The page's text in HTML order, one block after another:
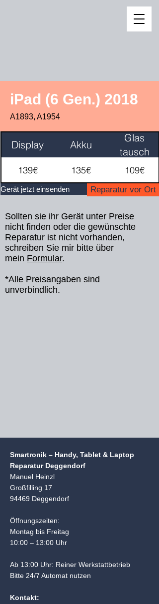
iPad (6 Gen.) 2018
A1893, A1954
Display Akku
Glas
tausch
139€ 135€ 109€
Gerät jetzt einsenden Reparatur vor Ort
Sollten sie ihr Gerät unter Preise
nicht finden oder die gewünschte
Reparatur ist nicht vorhanden,
schreiben Sie mir bitte über
mein Formular​.
*Alle Preisangaben sind
unverbindlich.
Smartronik – Handy, Tablet & Laptop
Reparatur Deggendorf
Manuel Heinzl
Großfilling 17
94469 Deggendorf
Öffnungszeiten:
Montag bis Freitag
10:00 – 13:00 Uhr
Ab 13:00 Uhr: Reiner Werkstattbetrieb
Bitte 24/7 Automat nutzen
Kontakt: